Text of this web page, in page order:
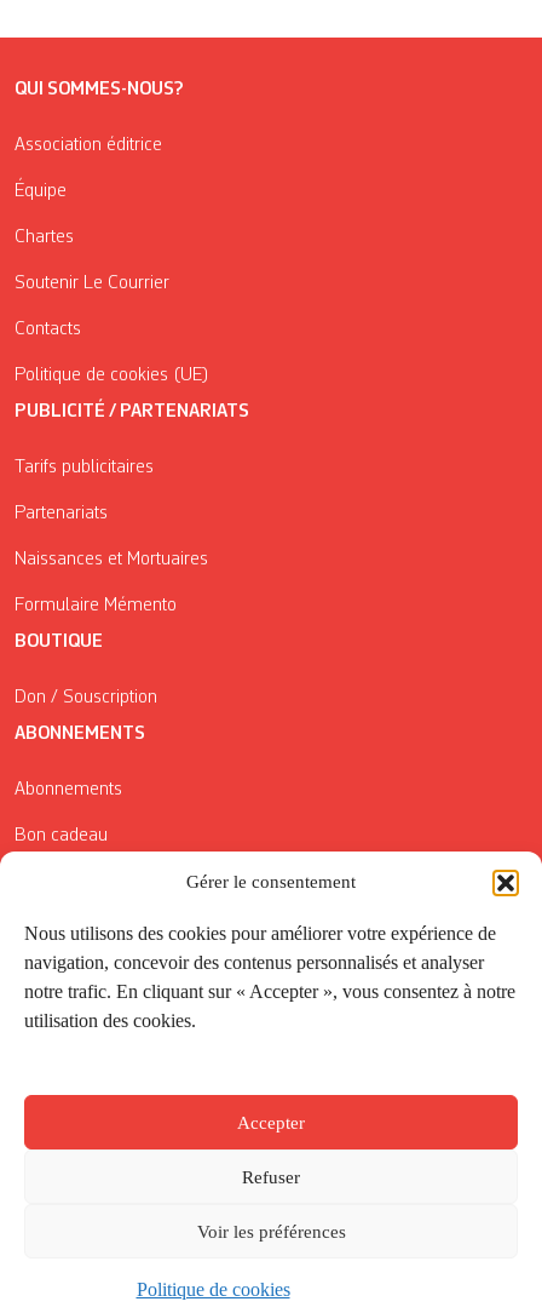
Gérer le consentement
Nous utilisons des cookies pour améliorer votre expérience de
navigation, concevoir des contenus personnalisés et analyser
notre trafic. En cliquant sur « Accepter », vous consentez à notre
utilisation des cookies.
Accepter
Refuser
Voir les préférences
Politique de cookies
QUI SOMMES-NOUS?
Association éditrice
Équipe
Chartes
Soutenir Le Courrier
Contacts
Politique de cookies (UE)
PUBLICITÉ / PARTENARIATS
Tarifs publicitaires
Partenariats
Naissances et Mortuaires
Formulaire Mémento
BOUTIQUE
Don / Souscription
ABONNEMENTS
Abonnements
Bon cadeau
Conditions générales de vente
Réductions de la Carte Côté Courrier
Application